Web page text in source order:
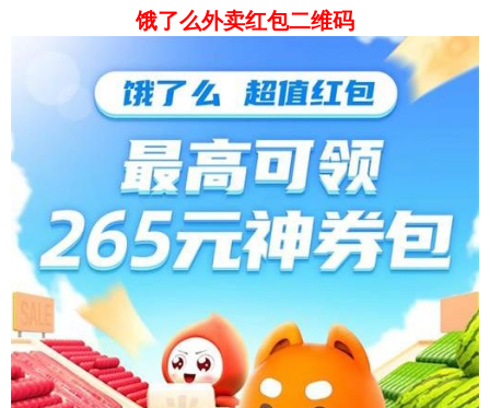
饿了么外卖红包二维码